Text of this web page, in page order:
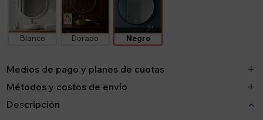
Blanco Dorado Negro
Medios de pago y planes de cuotas
Métodos y costos de envío
Descripción